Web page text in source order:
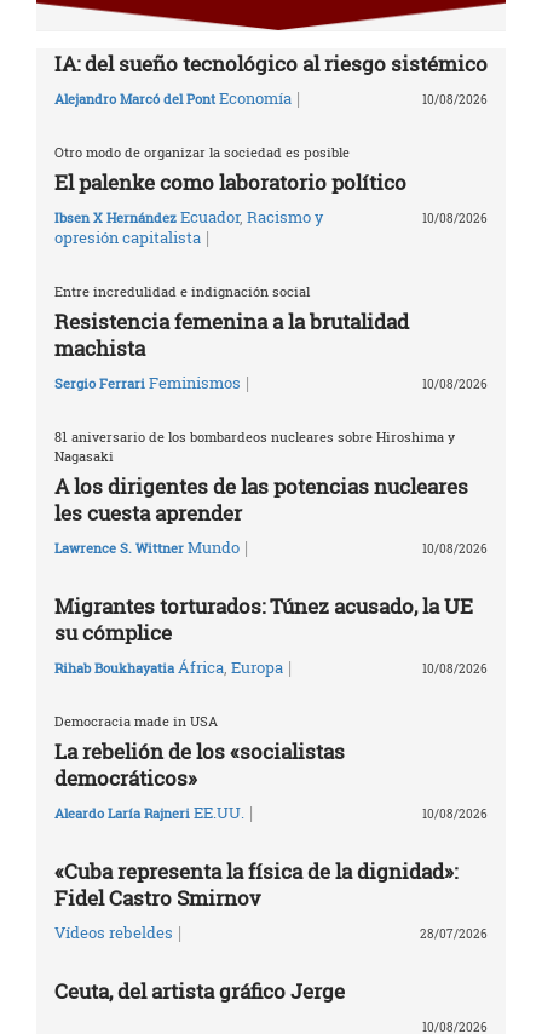
IA: del sueño tecnológico al riesgo sistémico
Alejandro Marcó del Pont Economía | 10/08/2026
Otro modo de organizar la sociedad es posible
El palenke como laboratorio político
Ibsen X Hernández Ecuador, Racismo y
opresión capitalista |
10/08/2026
Entre incredulidad e indignación social
Resistencia femenina a la brutalidad
machista
Sergio Ferrari Feminismos | 10/08/2026
81 aniversario de los bombardeos nucleares sobre Hiroshima y
Nagasaki
A los dirigentes de las potencias nucleares
les cuesta aprender
Lawrence S. Wittner Mundo | 10/08/2026
Migrantes torturados: Túnez acusado, la UE
su cómplice
Rihab Boukhayatia África, Europa | 10/08/2026
Democracia made in USA
La rebelión de los «socialistas
democráticos»
Aleardo Laría Rajneri EE.UU. | 10/08/2026
«Cuba representa la física de la dignidad»:
Fidel Castro Smirnov
Vídeos rebeldes | 28/07/2026
Ceuta, del artista gráfico Jerge
10/08/2026